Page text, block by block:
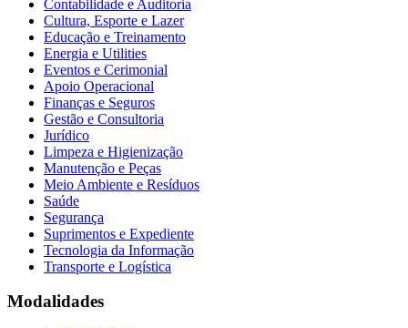
Contabilidade e Auditoria
Cultura, Esporte e Lazer
Educação e Treinamento
Energia e Utilities
Eventos e Cerimonial
Apoio Operacional
Finanças e Seguros
Gestão e Consultoria
Jurídico
Limpeza e Higienização
Manutenção e Peças
Meio Ambiente e Resíduos
Saúde
Segurança
Suprimentos e Expediente
Tecnologia da Informação
Transporte e Logística
Modalidades